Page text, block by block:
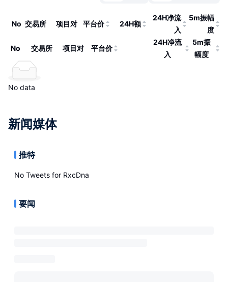
No 交易所 项目对 平台价 24H额
24H净流
入
5m振幅
度
No 交易所 项目对 平台价
24H净流
入
5m振
幅度
No data
新闻媒体
推特
No Tweets for RxcDna
要闻